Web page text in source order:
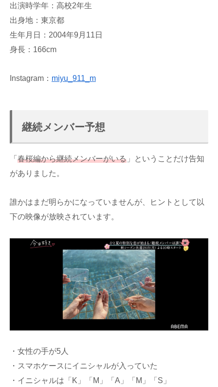
出演時学年：高校2年生
出身地：東京都
生年月日：2004年9月11日
身長：166cm
Instagram： miyu_911_m
継続メンバー予想
「 春桜編から継続メンバーがいる 」ということだけ告知
がありました。
誰かはまだ明らかになっていませんが、ヒントとして以
下の映像が放映されています。
・女性の手が5人
・スマホケースにイニシャルが入っていた
・イニシャルは「K」「M」「A」「M」「S」